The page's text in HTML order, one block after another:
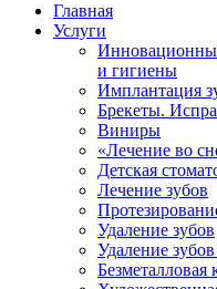
Главная
Услуги
и гигиены
Имплантация
Брекеты.
Виниры
«Лечение во
Детская
Лечение зубов
Удаление зубов
Удаление